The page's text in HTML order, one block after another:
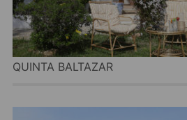
QUINTA BALTAZAR